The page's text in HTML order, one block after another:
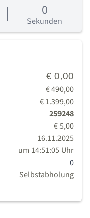
0
Sekunden
€ 0,00
€ 490,00
€ 1.399,00
259248
€ 5,00
16.11.2025
um 14:51:05 Uhr
0
Selbstabholung